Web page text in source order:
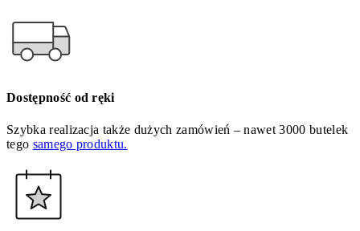
Dostępność od ręki
Szybka realizacja także dużych zamówień – nawet 3000 butelek
tego samego produktu.